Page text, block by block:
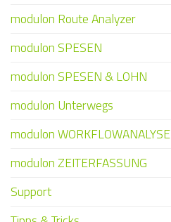
modulon Route Analyzer
modulon SPESEN
modulon SPESEN & LOHN
modulon Unterwegs
modulon WORKFLOWANALYSE
modulon ZEITERFASSUNG
Support